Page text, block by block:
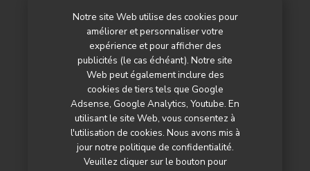
Notre site Web utilise des cookies pour
améliorer et personnaliser votre
expérience et pour afficher des
publicités (le cas échéant). Notre site
Web peut également inclure des
cookies de tiers tels que Google
Adsense, Google Analytics, Youtube. En
utilisant le site Web, vous consentez à
l'utilisation de cookies. Nous avons mis à
jour notre politique de confidentialité.
Veuillez cliquer sur le bouton pour
Nos autres titres
Qui sommes-nous ?
Contactez-nous
Mentions légales